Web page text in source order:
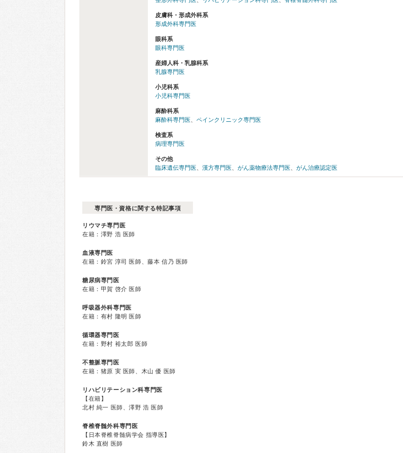
皮膚科・形成外科系
形成外科専門医
眼科系
眼科専門医
産婦人科・乳腺科系
乳腺専門医
小児科系
小児科専門医
麻酔科系
麻酔科専門医、 ペインクリニック専門医
検査系
病理専門医
その他
臨床遺伝専門医、 漢方専門医、 がん薬物療法専門医、 がん治療認定医
専門医・資格に関する特記事項
リウマチ専門医
在籍：澤野 浩 医師
血液専門医
在籍：鈴宮 淳司 医師、藤本 信乃 医師
糖尿病専門医
在籍：甲賀 啓介 医師
呼吸器外科専門医
在籍：有村 隆明 医師
循環器専門医
在籍：野村 裕太郎 医師
不整脈専門医
在籍：猪原 実 医師、木山 優 医師
リハビリテーション科専門医
【在籍】
北村 純一 医師、澤野 浩 医師
脊椎脊髄外科専門医
【日本脊椎脊髄病学会 指導医】
鈴木 直樹 医師